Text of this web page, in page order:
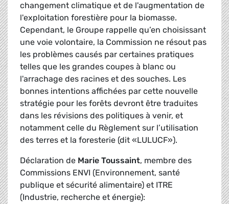
changement climatique et de l'augmentation de
l'exploitation forestière pour la biomasse.
Cependant, le Groupe rappelle qu’en choisissant
une voie volontaire, la Commission ne résout pas
les problèmes causés par certaines pratiques
telles que les grandes coupes à blanc ou
l'arrachage des racines et des souches. Les
bonnes intentions affichées par cette nouvelle
stratégie pour les forêts devront être traduites
dans les révisions des politiques à venir, et
notamment celle du Règlement sur l’utilisation
des terres et la foresterie (dit «LULUCF»).
Déclaration de Marie Toussaint, membre des
Commissions ENVI (Environnement, santé
publique et sécurité alimentaire) et ITRE
(Industrie, recherche et énergie):